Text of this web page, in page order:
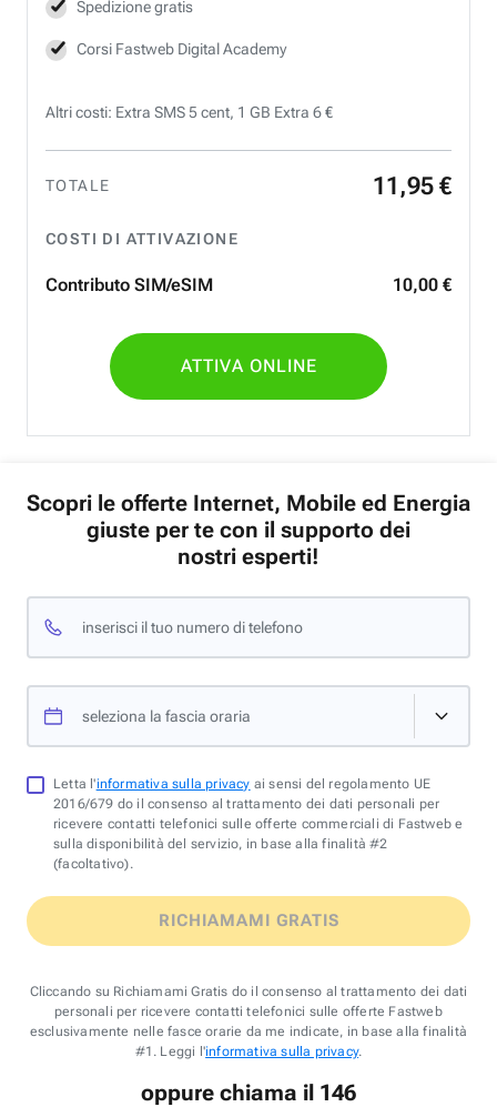
Spedizione gratis
Corsi Fastweb Digital Academy
Altri costi: Extra SMS 5 cent, 1 GB Extra 6 €
TOTALE 11 ,95 €
COSTI DI ATTIVAZIONE
Contributo SIM/eSIM 10,00 €
ATTIVA ONLINE
Scopri le offerte Internet, Mobile ed Energia
giuste per te con il supporto dei
nostri esperti!
inserisci il tuo numero di telefono
seleziona la fascia oraria
Letta l'informativa sulla privacy ai sensi del regolamento UE
2016/679 do il consenso al trattamento dei dati personali per
ricevere contatti telefonici sulle offerte commerciali di Fastweb e
sulla disponibilità del servizio, in base alla finalità #2
(facoltativo).
RICHIAMAMI GRATIS
Cliccando su Richiamami Gratis do il consenso al trattamento dei dati
personali per ricevere contatti telefonici sulle offerte Fastweb
esclusivamente nelle fasce orarie da me indicate, in base alla finalità
#1. Leggi l'informativa sulla privacy.
oppure chiama il 146